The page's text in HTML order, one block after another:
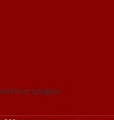
Επιστροφών